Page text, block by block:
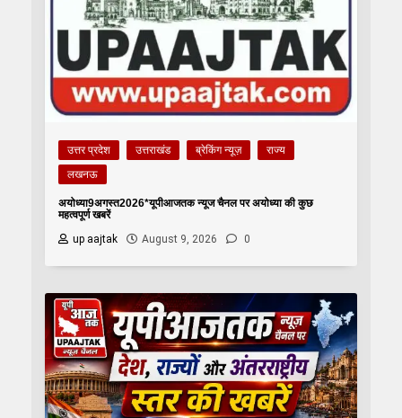
उत्तर प्रदेश उत्तराखंड ब्रेकिंग न्यूज़
राज्य
लखनऊ
अयोध्या9अगस्त2026*यूपीआजतक न्यूज चैनल पर अयोध्या की कुछ
महत्वपूर्ण खबरें
up aajtak
August 9, 2026 0